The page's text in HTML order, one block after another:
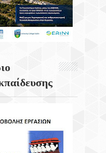
Χειροτεχνίας